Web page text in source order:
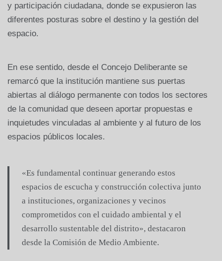
y participación ciudadana, donde se expusieron las
diferentes posturas sobre el destino y la gestión del
espacio.
En ese sentido, desde el Concejo Deliberante se
remarcó que la institución mantiene sus puertas
abiertas al diálogo permanente con todos los sectores
de la comunidad que deseen aportar propuestas e
inquietudes vinculadas al ambiente y al futuro de los
espacios públicos locales.
«Es fundamental continuar generando estos
espacios de escucha y construcción colectiva junto
a instituciones, organizaciones y vecinos
comprometidos con el cuidado ambiental y el
desarrollo sustentable del distrito», destacaron
desde la Comisión de Medio Ambiente.